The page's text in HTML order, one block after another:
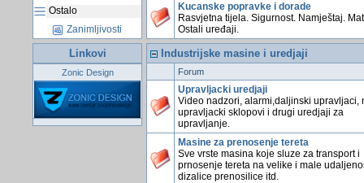
Ostalo
Zanimljivosti
Linkovi
Zonic Design
Kucanske popravke i dorade
Rasvjetna tijela. Sigurnost. Namještaj.
Ostali uređaji.
Industrijske masine i uredjaji
Forum
Upravljacki uredjaji
Video nadzori, alarmi,daljinski upravljaci,
upravljacki sklopovi i drugi uredjaji za
upravljanje.
Masine za prenosenje tereta
Sve vrste masina koje sluze za transport i
prnosenje tereta na velike i male
dizalice prenosilice itd.